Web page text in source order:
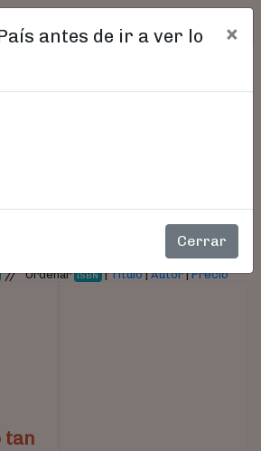
antes de ir a ver lo
×
Cerrar
//Ordenar ISBN |Título|Autor|Precio
tan